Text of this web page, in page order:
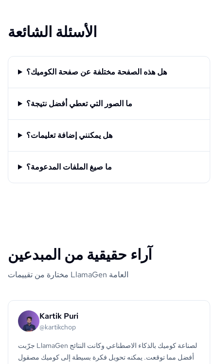
الأسئلة الشائعة
هل هذه الصفحة مختلفة عن صفحة الكوميك؟
ما الصور التي تعطي أفضل نتيجة؟
هل يمكنني إضافة تعليمات؟
ما صيغ الملفات المدعومة؟
آراء حقيقية من المبدعين
مختارة من تقييمات LlamaGen العامة
Kartik Puri
@kartikchop
جرّبت LlamaGen لصناعة كوميك بالذكاء الاصطناعي وكانت النتائج
أفضل مما توقعت. يمكنه تحويل فكرة بسيطة إلى كوميك مصقول